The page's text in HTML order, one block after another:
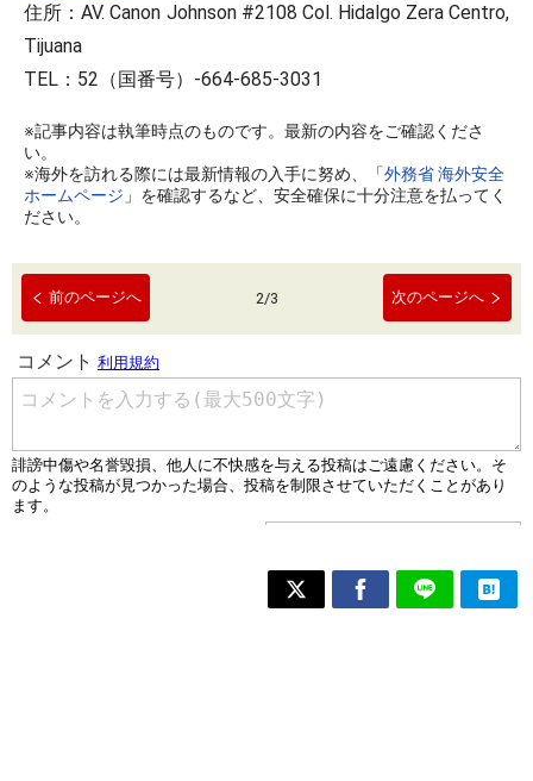
住所：AV. Canon Johnson #2108 Col. Hidalgo Zera Centro,
Tijuana
TEL：52（国番号）-664-685-3031
※記事内容は執筆時点のものです。最新の内容をご確認くださ
い。
※海外を訪れる際には最新情報の入手に努め、「外務省 海外安全
ホームページ 」を確認するなど、安全確保に十分注意を払ってく
ださい。
前のページへ 2/3 次のページへ